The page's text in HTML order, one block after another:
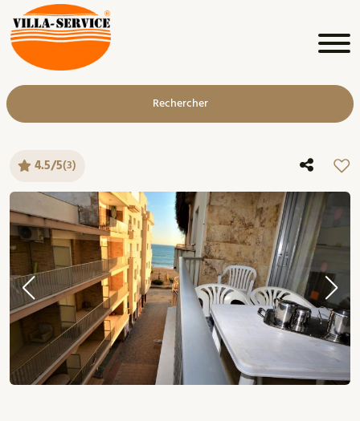
Rechercher
4.5/5(3)